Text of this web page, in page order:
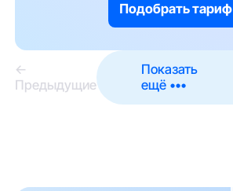
Подобрать тариф
←
Предыдущие
Показать
ещё •••